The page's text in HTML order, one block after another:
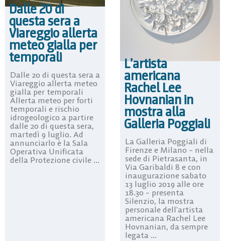
Dalle 20 di
questa sera a
Viareggio allerta
meteo gialla per
temporali
Dalle 20 di questa sera a
Viareggio allerta meteo
gialla per temporali
Allerta meteo per forti
temporali e rischio
idrogeologico a partire
dalle 20 di questa sera,
martedì 9 luglio. Ad
annunciarlo è la Sala
Operativa Unificata
della Protezione civile ...
L’artista
americana
Rachel Lee
Hovnanian in
mostra alla
Galleria Poggiali
La Galleria Poggiali di
Firenze e Milano – nella
sede di Pietrasanta, in
Via Garibaldi 8 e con
inaugurazione sabato
13 luglio 2019 alle ore
18.30 – presenta
Silenzio, la mostra
personale dell’artista
americana Rachel Lee
Hovnanian, da sempre
legata ...